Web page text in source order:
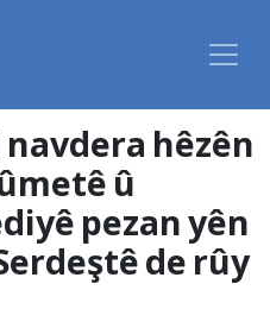
hêzên
û
pezan yên
de rûy